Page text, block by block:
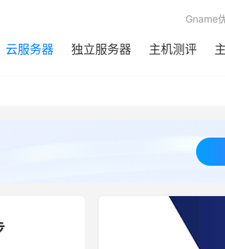
云服务器 独立服务器 主机测评
Gname